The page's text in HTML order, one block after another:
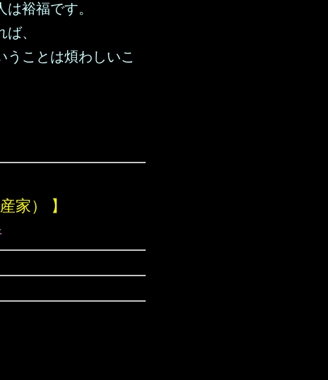
裕福です。
、
うことは煩わしいこ
家） 】